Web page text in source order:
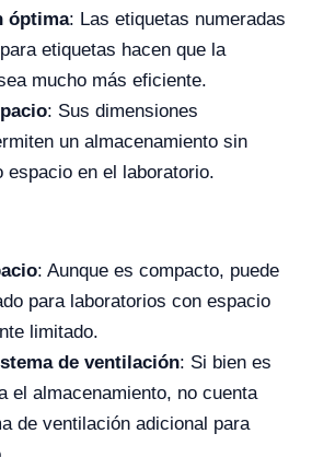
óptima: Las etiquetas numeradas
etiquetas hacen que la
mucho más eficiente.
: Sus dimensiones
un almacenamiento sin
espacio en el laboratorio.
: Aunque es compacto, puede
para laboratorios con espacio
limitado.
de ventilación: Si bien es
el almacenamiento, no cuenta
de ventilación adicional para